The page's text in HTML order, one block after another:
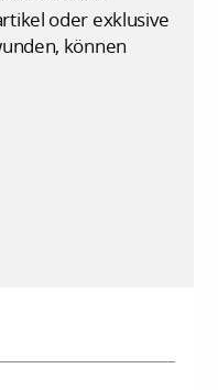
oder exklusive
können